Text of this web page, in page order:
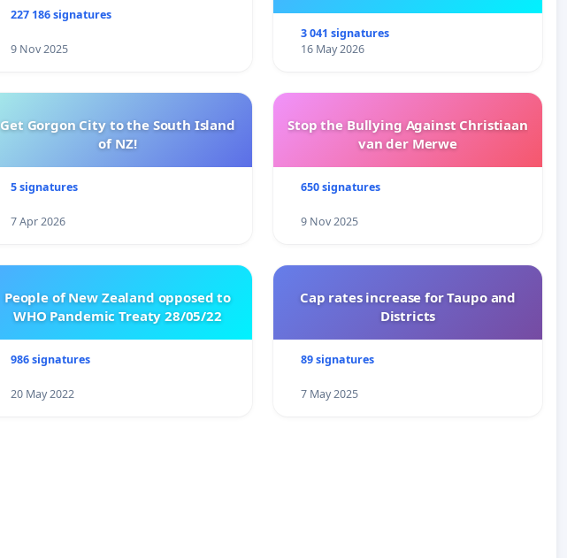
227 186 signatures
9 Nov 2025
3 041 signatures
16 May 2026
Get Gorgon City to the South Island
of NZ!
5 signatures
7 Apr 2026
Stop the Bullying Against Christiaan
van der Merwe
650 signatures
9 Nov 2025
People of New Zealand opposed to
WHO Pandemic Treaty 28/05/22
986 signatures
20 May 2022
Cap rates increase for Taupo and
Districts
89 signatures
7 May 2025